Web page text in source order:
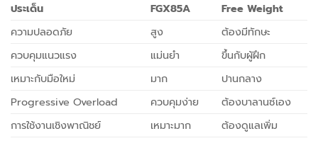
ประเด็น FGX85A
Free Weight
ความปลอดภัย
สูง
ต้องมีทักษะ
ควบคุมแนวแรง
แม่นยำ
ขึ้นกับผู้ฝึก
เหมาะกับมือใหม่
มาก
ปานกลาง
Progressive Overload
ควบคุมง่าย
ต้องบาลานซ์เอง
การใช้งานเชิงพาณิชย์
เหมาะมาก ต้องดูแลเพิ่ม